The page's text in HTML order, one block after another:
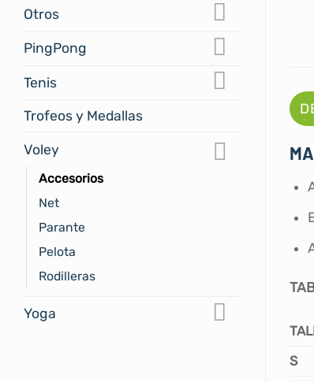
Otros
PingPong
Tenis
Trofeos y Medallas
Voley
Accesorios
Net
Parante
Pelota
Rodilleras
Yoga
S